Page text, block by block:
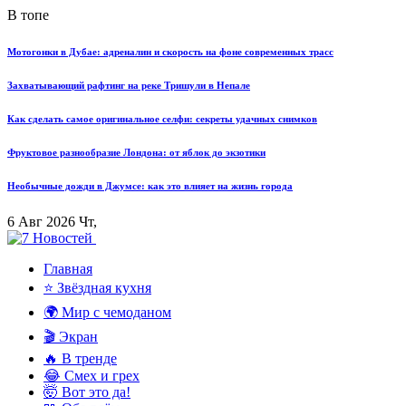
В топе
Мотогонки в Дубае: адреналин и скорость на фоне современных трасс
Захватывающий рафтинг на реке Тришули в Непале
Как сделать самое оригинальное селфи: секреты удачных снимков
Фруктовое разнообразие Лондона: от яблок до экзотики
Необычные дожди в Джумсе: как это влияет на жизнь города
6 Авг 2026 Чт,
Главная
⭐ Звёздная кухня
🌍 Мир с чемоданом
🎬 Экран
🔥 В тренде
😂 Смех и грех
🤯 Вот это да!